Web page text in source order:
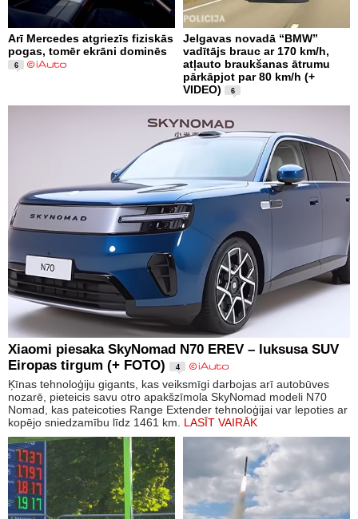
Arī Mercedes atgriezīs fiziskās
pogas, tomēr ekrāni dominēs
6
Jelgavas novadā “BMW”
vadītājs brauc ar 170 km/h,
atļauto braukšanas ātrumu
pārkāpjot par 80 km/h (+
VIDEO)
6
Xiaomi piesaka SkyNomad N70 EREV – luksusa SUV
Eiropas tirgum (+ FOTO)
4
Ķīnas tehnoloģiju gigants, kas veiksmīgi darbojas arī autobūves
nozarē, pieteicis savu otro apakšzīmola SkyNomad modeli N70
Nomad, kas pateicoties Range Extender tehnoloģijai var lepoties ar
kopējo sniedzamību līdz 1461 km. LASĪT VAIRĀK